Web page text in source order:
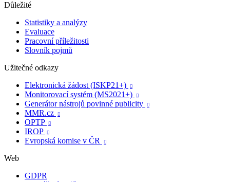
Důležité
Statistiky a analýzy
Evaluace
Pracovní příležitosti
Slovník pojmů
Užitečné odkazy
Elektronická žádost (ISKP21+)

Monitorovací systém (MS2021+) 
Generátor nástrojů povinné publicity 
MMR.cz 
OPTP 
IROP 
Evropská komise v ČR 
Web
GDPR